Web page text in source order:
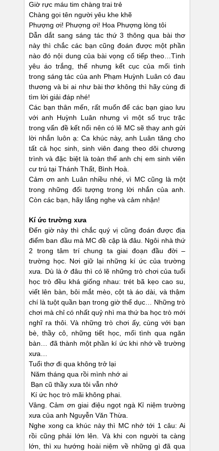
Giờ rực máu tim chàng trai trẻ
Chàng gọi tên người yêu khe khẽ
Phượng ơi! Phượng ơi! Hoa Phượng lòng tôi
Dẫn dắt sang sáng tác thứ 3 thông qua bài thơ
này thì chắc các bạn cũng đoán được một phần
nào đó nội dung của bài vọng cố tiếp theo…Tình
yêu áo trắng, thế nhưng kết cục của mối tình
trong sáng tác của anh Phạm Huỳnh Luân có đau
thương và bi ai như bài thơ không thì hãy cùng đi
tìm lời giải đáp nhé!
Các bạn thân mến, rất muốn để các bạn giao lưu
với anh Huỳnh Luân nhưng vì một số trục trặc
trong vấn đề kết nối nên có lẽ MC sẽ thay anh gửi
lời nhắn luôn ạ: Ca khúc này, anh Luân tăng cho
tất cả học sinh, sinh viên đang theo dõi chương
trình và đặc biệt là toàn thể anh chị em sinh viên
cư trú tại Thánh Thất, Bình Hoà.
Cảm ơn anh Luân nhiều nhé, vì MC cũng là một
trong những đối tượng trong lời nhắn của anh.
Còn các bạn, hãy lắng nghe và cảm nhận!
Kí ức trường xưa
Đến giờ này thì chắc quý vị cũng đoán được địa
điểm ban đầu mà MC đề cập là đâu. Ngôi nhà thứ
2 trong tâm trí chung ta giai đoạn đầu đời –
trường học. Nơi giữ lại những kí ức của trường
xưa. Dù là ở đâu thì có lẽ những trò chơi của tuổi
học trò đều khá giống nhau: trét bã kẹo cao su,
viết lên bàn, bôi mắt mèo, cột tà áo dài, và thậm
chí là tuột quần bạn trong giờ thể dục… Những trò
chơi mà chỉ có nhất quỷ nhì ma thứ ba học trò mới
nghĩ ra thôi. Và những trò chơi ấy, cùng với bạn
bè, thầy cô, những tiết học, mối tình qua ngăn
bàn… đã thành một phần kí ức khi nhớ về trường
xưa…
Tuổi thơ đi qua không trở lại
Năm tháng qua rồi mình nhớ ai
Bạn cũ thầy xưa tôi vẫn nhớ
Kí ức học trò mãi không phai.
Vâng. Cảm ơn giai điệu ngọt ngà Kỉ niệm trường
xưa của anh Nguyễn Văn Thừa.
Nghe xong ca khúc này thì MC nhớ tới 1 câu: Ai
rồi cũng phải lớn lên. Và khi con người ta càng
lớn, thì xu hướng hoài niệm về những gì đã qua